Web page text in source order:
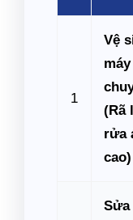
1
Vệ
(Rã
rửa
cao)
Sửa